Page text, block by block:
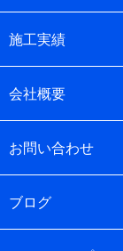
施工実績
会社概要
お問い合わせ
ブログ